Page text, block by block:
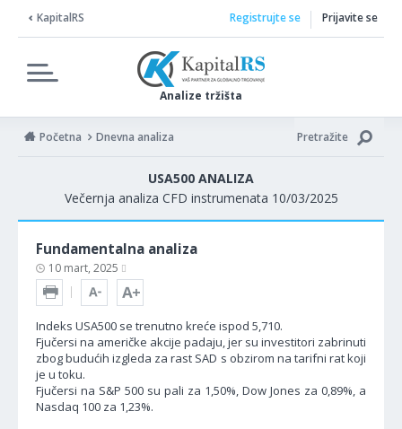
KapitalRS
Analize tržišta
Registrujte se Prijavite se
Početna Dnevna analiza Pretražite
USA500 ANALIZA
Večernja analiza CFD instrumenata 10/03/2025
Fundamentalna analiza
10 mart, 2025
Indeks USA500 se trenutno kreće ispod 5,710.
Fjučersi na američke akcije padaju, jer su investitori zabrinuti
zbog budućih izgleda za rast SAD s obzirom na tarifni rat koji
je u toku.
Fjučersi na S&P 500 su pali za 1,50%, Dow Jones za 0,89%, a
Nasdaq 100 za 1,23%.